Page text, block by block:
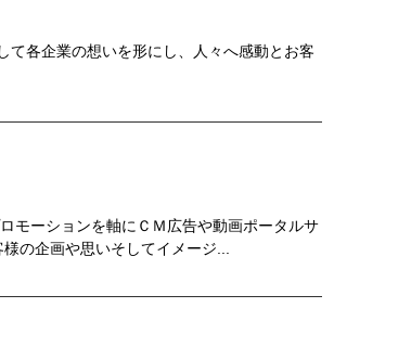
て各企業の想いを形にし、人々へ感動とお客
モーションを軸にＣＭ広告や動画ポータルサ
の企画や思いそしてイメージ...